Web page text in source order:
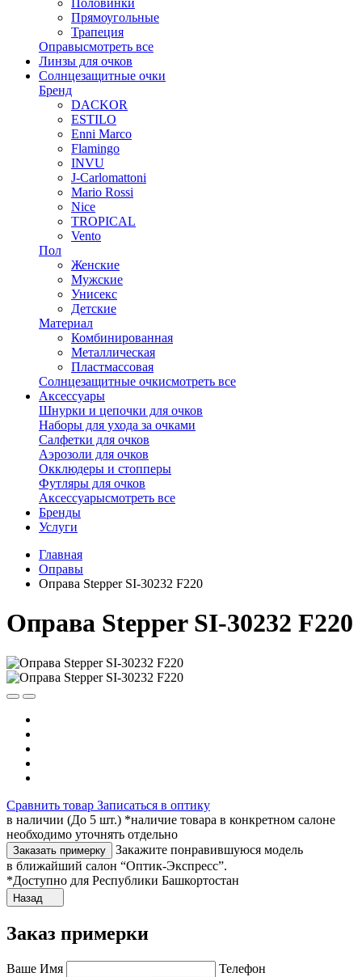
Прямоугольные
Трапеция
Оправысмотреть все
Линзы для очков
Солнцезащитные очки
Бренд
DACKOR
ESTILO
Enni Marco
Flamingo
INVU
J-Carlomattoni
Mario Rossi
Nice
TROPICAL
Vento
Пол
Женские
Мужские
Унисекс
Детские
Материал
Комбинированная
Металлическая
Пластмассовая
Солнцезащитные очкисмотреть все
Аксессуары
Шнурки и цепочки для очков
Наборы для ухода за очками
Салфетки для очков
Аэрозоли для очков
Окклюдеры и стопперы
Футляры для очков
Аксессуарысмотреть все
Бренды
Услуги
Главная
Оправы
Оправа Stepper SI-30232 F220
Оправа Stepper SI-30232 F220
Сравнить товар Записаться в оптику
в наличии (До 5 шт.) *наличие товара в конкретном салоне
необходимо уточнять отдельно
Заказать примерку
Закажите понравившуюся модель
в ближайший салон “Оптик-Экспресс”.
*Доступно для Республики Башкортостан
Назад
Заказ примерки
Ваше Имя
Телефон